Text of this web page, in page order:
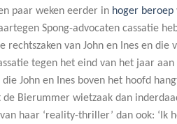
paar weken eerder in hoger beroep
Spong-advocaten cassatie
rechtszaken van John en Ines en
tegen het eind van het jaar
John en Ines boven het hoofd
Bierummer wietzaak dan
haar ‘reality-thriller’ dan ook: ‘Ik